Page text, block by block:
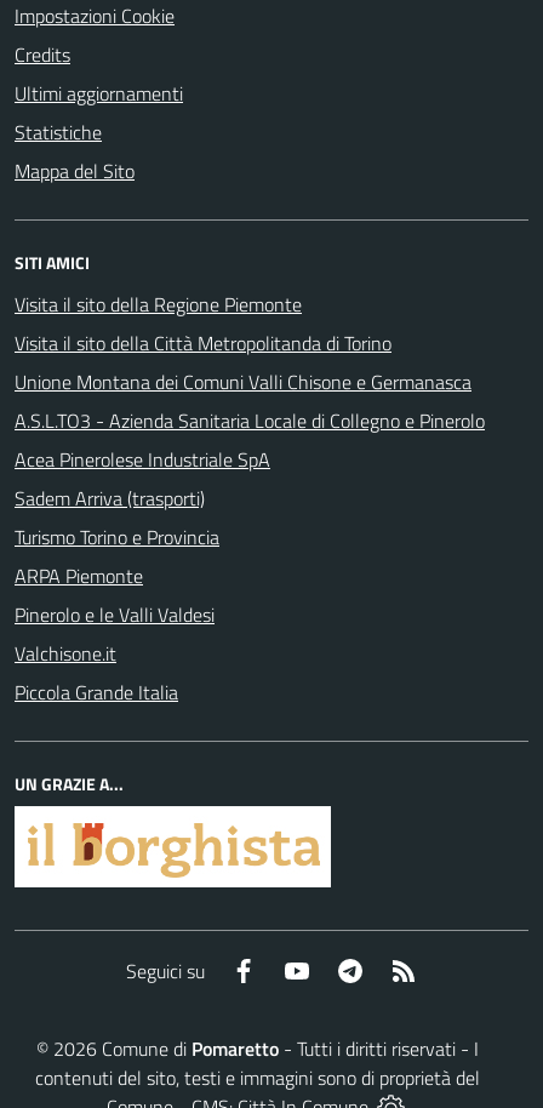
Impostazioni Cookie
Credits
Ultimi aggiornamenti
Statistiche
Mappa del Sito
SITI AMICI
Visita il sito della Regione Piemonte
Visita il sito della Città Metropolitanda di Torino
Unione Montana dei Comuni Valli Chisone e Germanasca
A.S.L.TO3 - Azienda Sanitaria Locale di Collegno e Pinerolo
Acea Pinerolese Industriale SpA
Sadem Arriva (trasporti)
Turismo Torino e Provincia
ARPA Piemonte
Pinerolo e le Valli Valdesi
Valchisone.it
Piccola Grande Italia
UN GRAZIE A...
Seguici su Facebook YouTube Telegram
© 2026Comune di Pomaretto- Tutti i diritti riservati - I
contenuti del sito, testi e immagini sono di proprietà del